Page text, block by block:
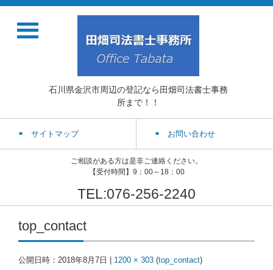
石川県金沢市周辺の登記なら田畑司法書士事務
所まで！！
サイトマップ お問い合わせ
ご相談がある方は是非ご連絡ください。
【受付時間】9：00～18：00
TEL:076-256-2240
top_contact
公開日時： 2018年8月7日 1200 × 303 (top_contact)